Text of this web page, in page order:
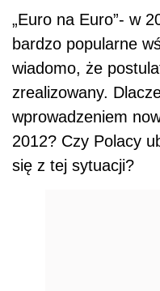
„Euro na Euro”- w
bardzo popularne
wiadomo, że
zrealizowany.
wprowadzeniem
2012? Czy Polacy
się z tej sytuacji?